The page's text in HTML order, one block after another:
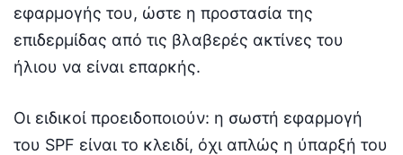
εφαρμογής του, ώστε η προστασία της
επιδερμίδας από τις βλαβερές ακτίνες του
ήλιου να είναι επαρκής.
Οι ειδικοί προειδοποιούν: η σωστή εφαρμογή
του SPF είναι το κλειδί, όχι απλώς η ύπαρξή του